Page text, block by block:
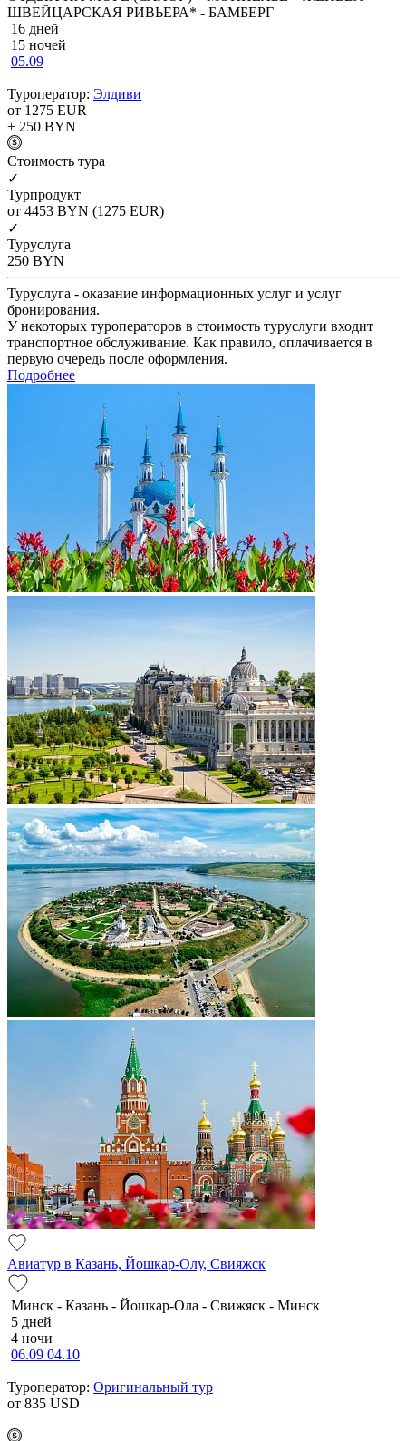
ШВЕЙЦАРСКАЯ РИВЬЕРА* - БАМБЕРГ
16 дней
15 ночей
05.09
Туроператор: Элдиви
от 1275 EUR
+ 250 BYN
Cтоимость тура
✓
Турпродукт
от 4453 BYN (1275 EUR)
✓
Туруслуга
250 BYN
Туруслуга - оказание информационных услуг и услуг
бронирования.
У некоторых туроператоров в стоимость туруслуги входит
транспортное обслуживание. Как правило, оплачивается в
первую очередь после оформления.
Подробнее
Авиатур в Казань, Йошкар-Олу, Свияжск
Минск - Казань - Йошкар-Ола - Свижяск - Минск
5 дней
4 ночи
06.09 04.10
Туроператор: Оригинальный тур
от 835 USD